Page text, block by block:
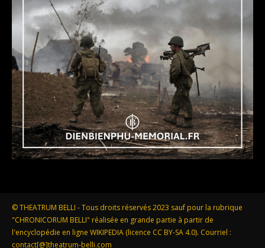
© THEATRUM BELLI - Tous droits réservés 2023 sauf pour la rubrique
"CHRONICORUM BELLI" réalisée en grande partie à partir de
l'encyclopédie en ligne WIKIPEDIA (licence CC BY-SA 4.0). Courriel :
contact[@]theatrum-belli.com